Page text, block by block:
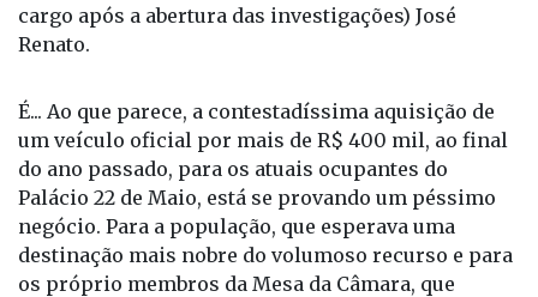
cargo após a abertura das investigações) José
Renato.
É... Ao que parece, a contestadíssima aquisição de
um veículo oficial por mais de R$ 400 mil, ao final
do ano passado, para os atuais ocupantes do
Palácio 22 de Maio, está se provando um péssimo
negócio. Para a população, que esperava uma
destinação mais nobre do volumoso recurso e para
os próprio membros da Mesa da Câmara, que